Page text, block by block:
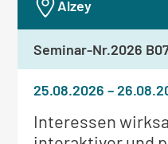
Weitere
Interessen
25.08.2026–
Alzey
Seminar-Nr.2026